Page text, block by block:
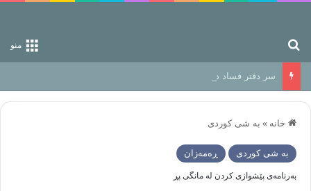
منو
سر دفتر فساد در زمین‌، دوری وکناره‌گیری از راه خداست‌!
خانه » به شی کوردی
به شی کوردی ڕه‌مه‌زان
به‌رنامه‌ی پێشوازی كردن له‌ مانگی پڕ